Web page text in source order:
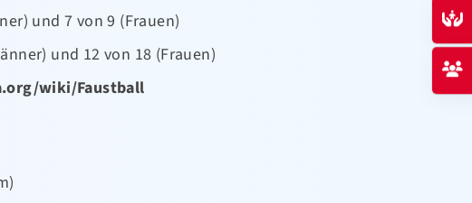
und 7 von 9 (Frauen)
und 12 von 18 (Frauen)
wiki/Faustball